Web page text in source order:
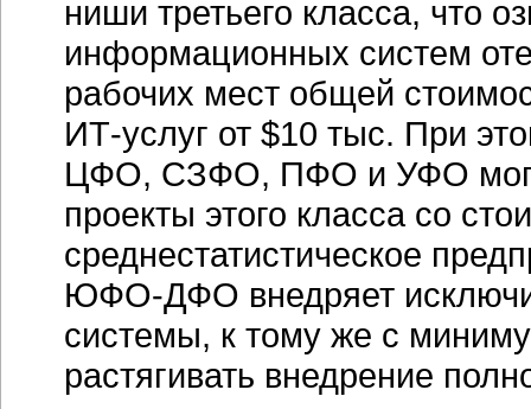
ниши третьего класса, что
информационных систем
рабочих мест общей
ИТ-услуг от $10 тыс. При
ЦФО, СЗФО, ПФО и УФО
проекты этого класса со
среднестатистическое
ЮФО-ДФО внедряет
системы, к тому же с
растягивать внедрение